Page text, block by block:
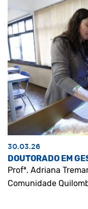
30.03.26
DOUTORADO EM
Profª. Adriana
Comunidade